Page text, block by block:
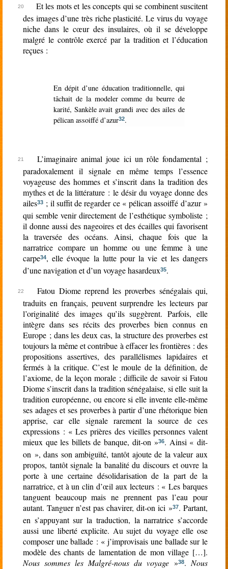
Et les mots et les concepts qui se combinent suscitent
des images d’une très riche plasticité. Le virus du voyage
niche dans le cœur des insulaires, où il se développe
malgré le contrôle exercé par la tradition et l’éducation
reçues :
En dépit d’une éducation traditionnelle, qui
tâchait de la modeler comme du beurre de
karité, Sankèle avait grandi avec des ailes de
pélican assoiffé d’azur32.
L’imaginaire animal joue ici un rôle fondamental ;
paradoxalement il signale en même temps l’essence
voyageuse des hommes et s’inscrit dans la tradition des
mythes et de la littérature : le désir du voyage donne des
ailes33 ; il suffit de regarder ce « pélican assoiffé d’azur »
qui semble venir directement de l’esthétique symboliste ;
il donne aussi des nageoires et des écailles qui favorisent
la traversée des océans. Ainsi, chaque fois que la
narratrice compare un homme ou une femme à une
carpe34, elle évoque la lutte pour la vie et les dangers
d’une navigation et d’un voyage hasardeux35.
Fatou Diome reprend les proverbes sénégalais qui,
traduits en français, peuvent surprendre les lecteurs par
l’originalité des images qu’ils suggèrent. Parfois, elle
intègre dans ses récits des proverbes bien connus en
Europe ; dans les deux cas, la structure des proverbes est
toujours la même et contribue à effacer les frontières : des
propositions assertives, des parallélismes lapidaires et
fermés à la critique. C’est le moule de la définition, de
l’axiome, de la leçon morale ; difficile de savoir si Fatou
Diome s’inscrit dans la tradition sénégalaise, si elle suit la
tradition européenne, ou encore si elle invente elle-même
ses adages et ses proverbes à partir d’une rhétorique bien
apprise, car elle signale rarement la source de ces
expressions : « Les prières des vieilles personnes valent
mieux que les billets de banque, dit-on »36. Ainsi « dit-
on », dans son ambiguïté, tantôt ajoute de la valeur aux
propos, tantôt signale la banalité du discours et ouvre la
porte à une certaine désolidarisation de la part de la
narratrice, et à un clin d’œil aux lecteurs : « Les barques
tanguent beaucoup mais ne prennent pas l’eau pour
autant. Tanguer n’est pas chavirer, dit-on ici »37. Partant,
en s’appuyant sur la traduction, la narratrice s’accorde
aussi une liberté explicite. Au sujet du voyage elle ose
composer une ballade : « j’improvisais une ballade sur le
modèle des chants de lamentation de mon village […].
Nous sommes les Malgré-nous du voyage »38.Nous